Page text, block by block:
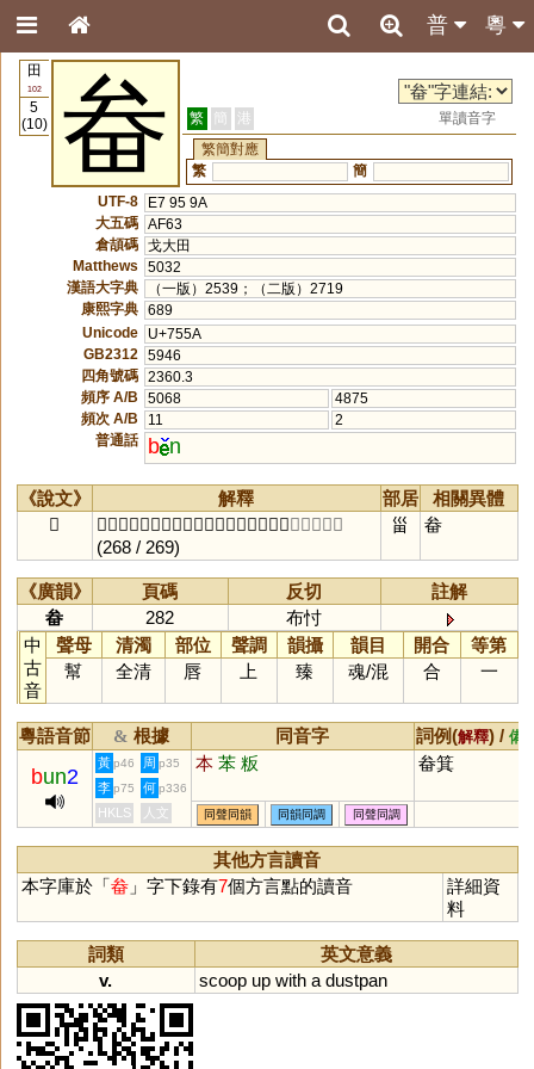
粵
普
田
102
5
(10)
畚 繁 簡 港
單讀音字
繁簡對應
繁
簡
UTF-8
E7 95 9A
大五碼 AF63
倉頡碼 戈大田
Matthews
5032
漢語大字典
（一版）2539；（二版）2719
康熙字典 689
Unicode
U+755A
GB2312
5946
四角號碼 2360.3
頻序 A/B
5068
4875
頻次 A/B
11
2
普通話
b n
《說文》 解釋 部居
相關異體
𤲙
𤳊屬，蒲器也，所以盛穜。从甾，弁聲。〔布忖切〕
(268 / 269)
甾 畚
《廣韻》 頁碼 反切
註解
畚
282
布忖
中
古
音
聲母 清濁 部位 聲調 韻攝 韻目 開合
等第
幫
全清 唇 上 臻 魂/混 合 一
粵語音節 & 根據 同音字 詞例(解釋) / 備
bun2
黃 p46 周 p35 本 苯 粄 畚箕
李 p75 何 p336
HKLS 人文 同聲同韻 同韻同調 同聲同調
其他方言讀音
本字庫於「畚」字下錄有7個方言點的讀音
詳細資
料
詞類
英文意義
v.
scoop up with a dustpan